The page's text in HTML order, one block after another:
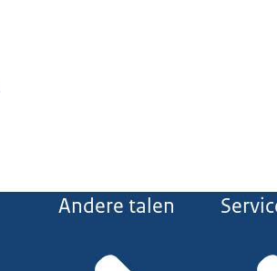
Andere talen